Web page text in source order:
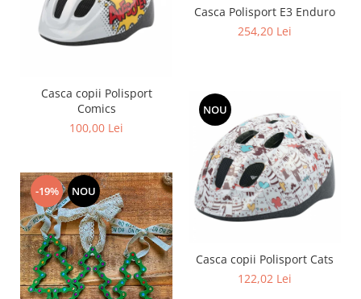
Casca Polisport E3 Enduro
254,20 Lei
Casca copii Polisport
Comics
100,00 Lei
NOU
Casca copii Polisport Cats
122,02 Lei
-19% NOU